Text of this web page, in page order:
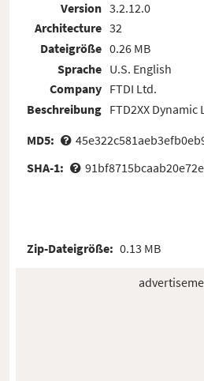
Version
Architecture
Dateigröße
Sprache
Company
Beschreibung
3.2.12.0
32
0.26 MB
U.S. English
FTDI Ltd.
FTD2XX
MD5:
SHA-1:
Zip-Dateigröße: 0.13 MB